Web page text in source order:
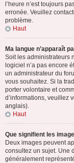
l’heure n’est toujours
erronée. Veuillez
problème.
Haut
Ma langue n’apparaît
Soit les administrateurs
logiciel n’a pas encore
un administrateur du
vous souhaitez. Si la
porter volontaire et
d’informations, veuillez
anglais).
Haut
Que signifient les
Deux images peuvent
consultez un sujet. Une
généralement